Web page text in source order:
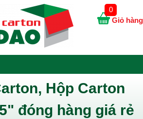
Hộp Carton
đóng hàng giá rẻ
Giỏ hàng
0